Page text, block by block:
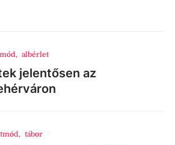
, albérlet
jelentősen az
, tábor